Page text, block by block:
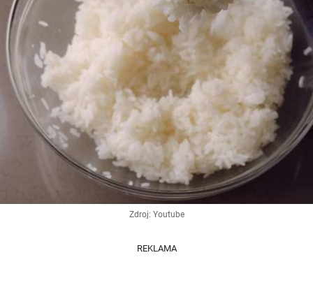
Zdroj: Youtube
REKLAMA